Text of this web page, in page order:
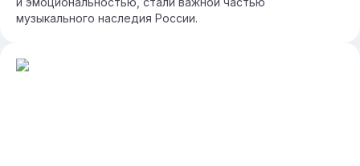
музыкального наследия России.